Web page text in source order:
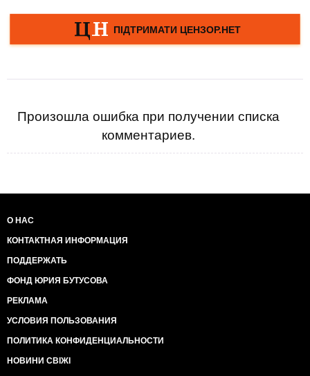
Произошла ошибка при получении списка
комментариев.
О НАС
КОНТАКТНАЯ ИНФОРМАЦИЯ
ПОДДЕРЖАТЬ
ФОНД ЮРИЯ БУТУСОВА
РЕКЛАМА
УСЛОВИЯ ПОЛЬЗОВАНИЯ
ПОЛИТИКА КОНФИДЕНЦИАЛЬНОСТИ
НОВИНИ СВІЖІ